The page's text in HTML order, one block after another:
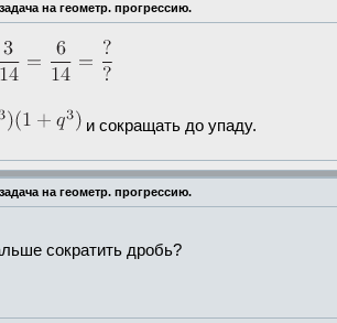
на геометр. прогрессию.
и сокращать до упаду.
на геометр. прогрессию.
сократить дробь?